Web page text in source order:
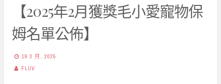
【2025年2月獲獎毛小愛寵物保
姆名單公佈】
19 3 月, 2025
FLUV